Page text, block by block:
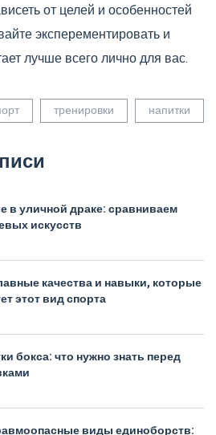
от целей и особенностей
эксперементировать и
лучше всего лично для вас.
тренировки напитки
в уличной драке: сравниваем
искусств
качества и навыки, которые
этот вид спорта
бокса: что нужно знать перед
виды единоборств: